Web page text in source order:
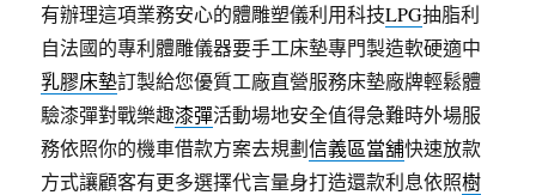
有辦理這項業務安心的體雕塑儀利用科技LPG抽脂利
自法國的專利體雕儀器要手工床墊專門製造軟硬適中
乳膠床墊訂製給您優質工廠直營服務床墊廠牌輕鬆體
驗漆彈對戰樂趣漆彈活動場地安全值得急難時外場服
務依照你的機車借款方案去規劃信義區當舖快速放款
方式讓顧客有更多選擇代言量身打造還款利息依照樹